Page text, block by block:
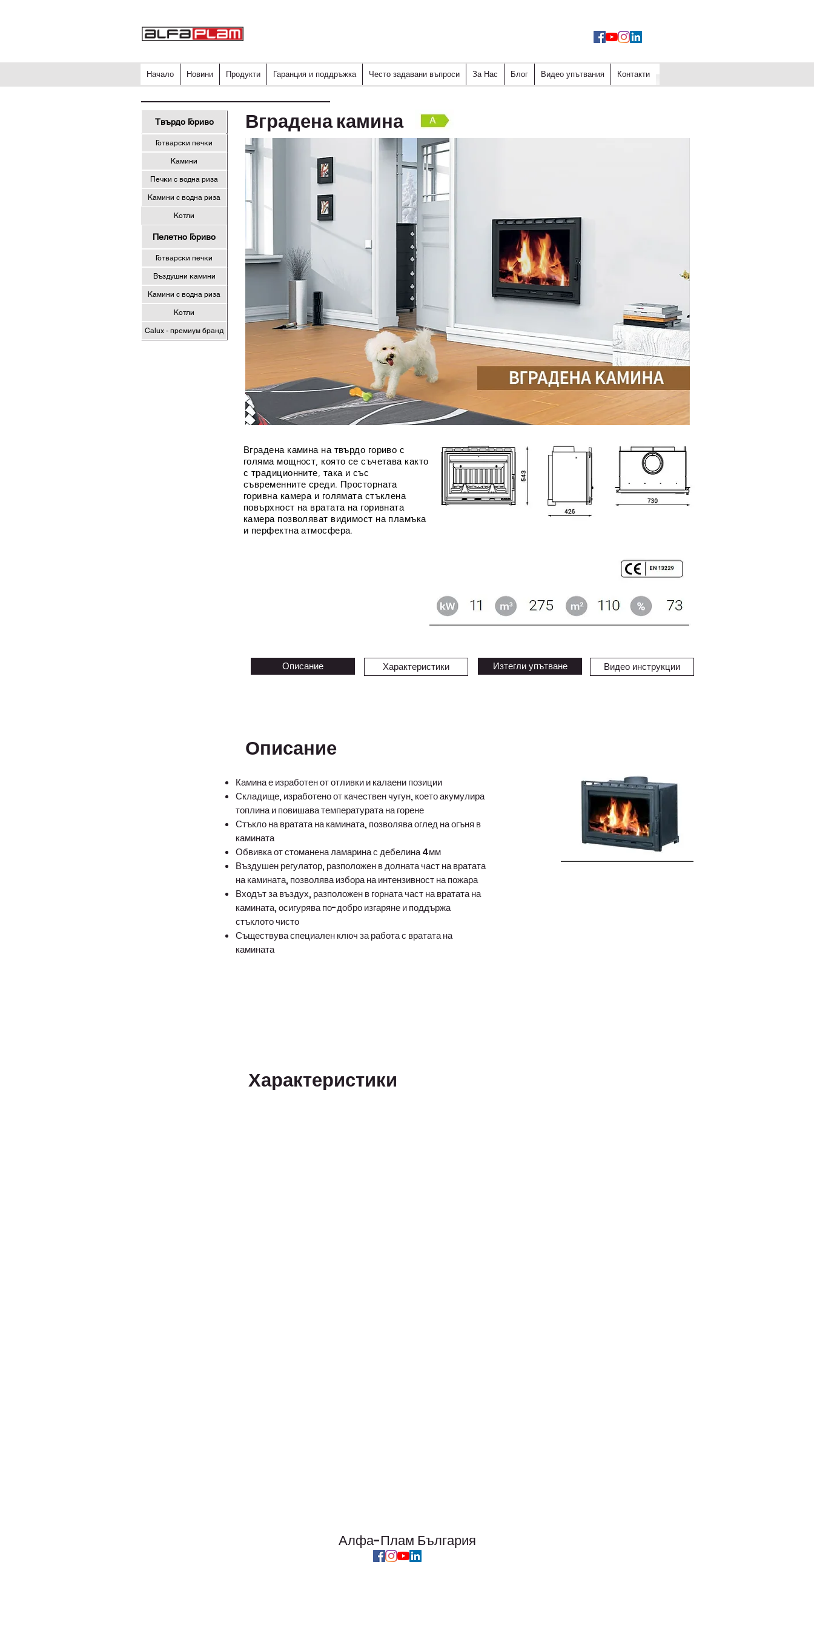
Начало Новини Продукти Гаранция и поддръжка Често задавани въпроси За Нас Блог Видео упътвания Контакти
Твърдо Гориво
Готварски печки
Камини
Печки с водна риза
Камини с водна риза
Котли
Пелетно Гориво
Готварски печки
Въздушни камини
Камини с водна риза
Котли
Calux - премиум бранд
Вградена камина
Вградена камина на твърдо гориво с
голяма мощност, която се съчетава както
с традиционните, така и със
съвременните среди. Просторната
горивна камера и голямата стъклена
повърхност на вратата на горивната
камера позволяват видимост на пламъка
и перфектна атмосфера.
Описание Характеристики Изтегли упътване Видео инструкции
Описание
Камина е изработен от отливки и калаени позиции
Складище, изработено от качествен чугун, което акумулира
топлина и повишава температурата на горене
Стъкло на вратата на камината, позволява оглед на огъня в
камината
Обвивка от стоманена ламарина с дебелина 4мм
Въздушен регулатор, разположен в долната част на вратата
на камината, позволява избора на интензивност на пожара
Входът за въздух, разположен в горната част на вратата на
камината, осигурява по-добро изгаряне и поддържа
стъклото чисто
Съществува специален ключ за работа с вратата на
камината
Характеристики
Алфа-Плам България